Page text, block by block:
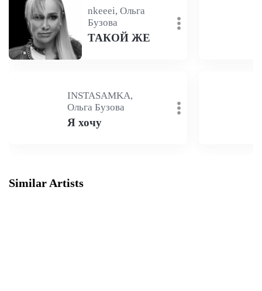
nkeeei, Ольга
Бузова
ТАКОЙ ЖЕ
INSTASAMKA,
Ольга Бузова
Я хочу
Similar Artists